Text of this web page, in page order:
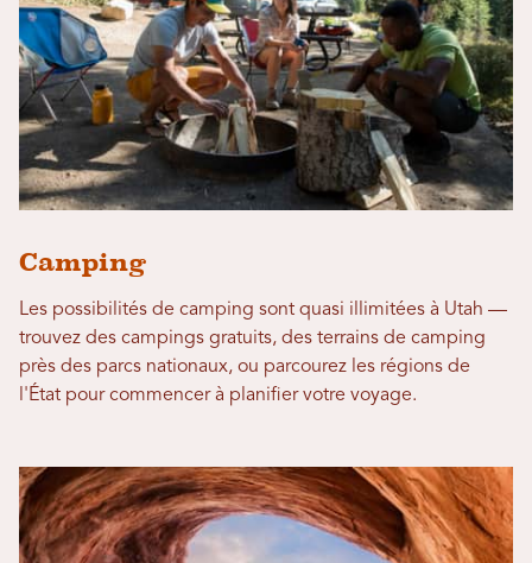
Camping
Les possibilités de camping sont quasi illimitées à Utah —
trouvez des campings gratuits, des terrains de camping
près des parcs nationaux, ou parcourez les régions de
l'État pour commencer à planifier votre voyage.